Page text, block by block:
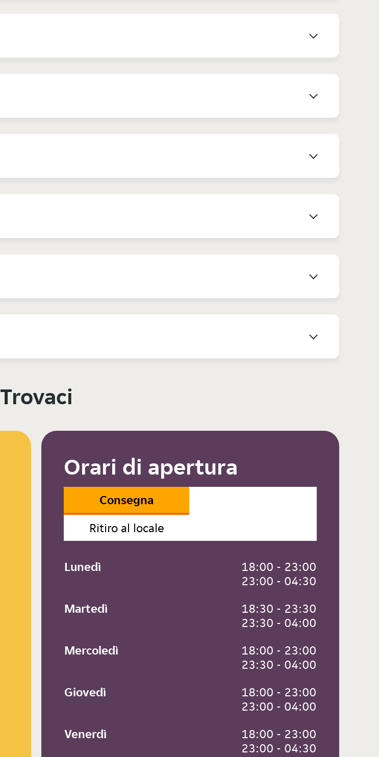
Trovaci
Orari di apertura
Consegna
Ritiro al locale
Lunedì
18:00 - 23:00
23:00 - 04:30
Martedì
18:30 - 23:30
23:30 - 04:00
Mercoledì
18:00 - 23:00
23:30 - 04:00
Giovedì
18:00 - 23:00
23:00 - 04:00
Venerdì
18:00 - 23:00
23:00 - 04:30